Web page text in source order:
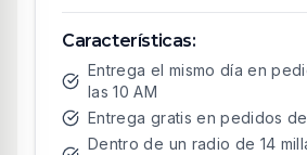
Características:
Entrega el mismo día en
las 10 AM
Entrega gratis en pedidos
Dentro de un radio de 14